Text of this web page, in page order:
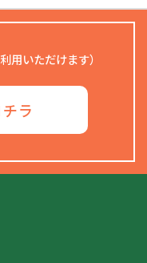
用いただけます）
ラ